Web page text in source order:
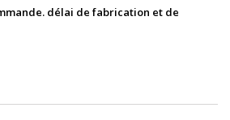
délai de fabrication et de